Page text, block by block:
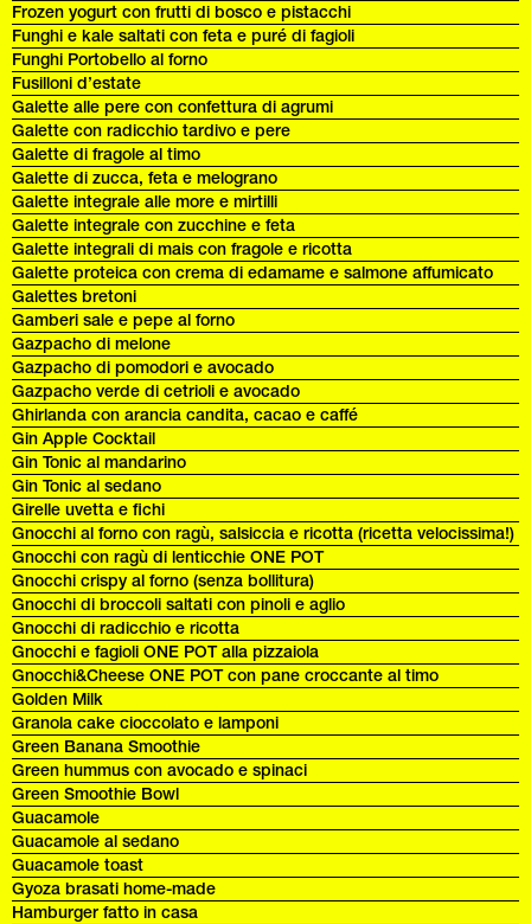
Frozen yogurt con frutti di bosco e pistacchi
Funghi e kale saltati con feta e puré di fagioli
Funghi Portobello al forno
Fusilloni d’estate
Galette alle pere con confettura di agrumi
Galette con radicchio tardivo e pere
Galette di fragole al timo
Galette di zucca, feta e melograno
Galette integrale alle more e mirtilli
Galette integrale con zucchine e feta
Galette integrali di mais con fragole e ricotta
Galette proteica con crema di edamame e salmone affumicato
Galettes bretoni
Gamberi sale e pepe al forno
Gazpacho di melone
Gazpacho di pomodori e avocado
Gazpacho verde di cetrioli e avocado
Ghirlanda con arancia candita, cacao e caffé
Gin Apple Cocktail
Gin Tonic al mandarino
Gin Tonic al sedano
Girelle uvetta e fichi
Gnocchi al forno con ragù, salsiccia e ricotta (ricetta velocissima!)
Gnocchi con ragù di lenticchie ONE POT
Gnocchi crispy al forno (senza bollitura)
Gnocchi di broccoli saltati con pinoli e aglio
Gnocchi di radicchio e ricotta
Gnocchi e fagioli ONE POT alla pizzaiola
Gnocchi&Cheese ONE POT con pane croccante al timo
Golden Milk
Granola cake cioccolato e lamponi
Green Banana Smoothie
Green hummus con avocado e spinaci
Green Smoothie Bowl
Guacamole
Guacamole al sedano
Guacamole toast
Gyoza brasati home-made
Hamburger fatto in casa